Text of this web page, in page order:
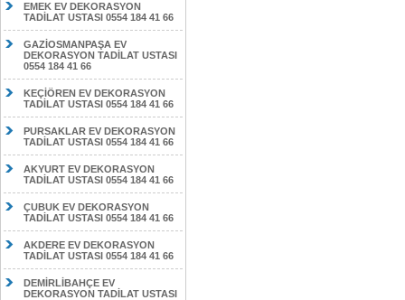
EMEK EV DEKORASYON
TADİLAT USTASI 0554 184 41 66
GAZİOSMANPAŞA EV
DEKORASYON TADİLAT USTASI
0554 184 41 66
KEÇİÖREN EV DEKORASYON
TADİLAT USTASI 0554 184 41 66
PURSAKLAR EV DEKORASYON
TADİLAT USTASI 0554 184 41 66
AKYURT EV DEKORASYON
TADİLAT USTASI 0554 184 41 66
ÇUBUK EV DEKORASYON
TADİLAT USTASI 0554 184 41 66
AKDERE EV DEKORASYON
TADİLAT USTASI 0554 184 41 66
DEMİRLİBAHÇE EV
DEKORASYON TADİLAT USTASI